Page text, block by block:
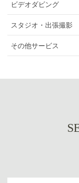
ビデオダビング
スタジオ・出張撮影
その他サービス